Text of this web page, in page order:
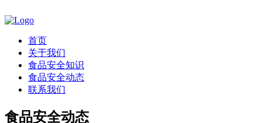
首页
关于我们
食品安全知识
食品安全动态
联系我们
食品安全动态